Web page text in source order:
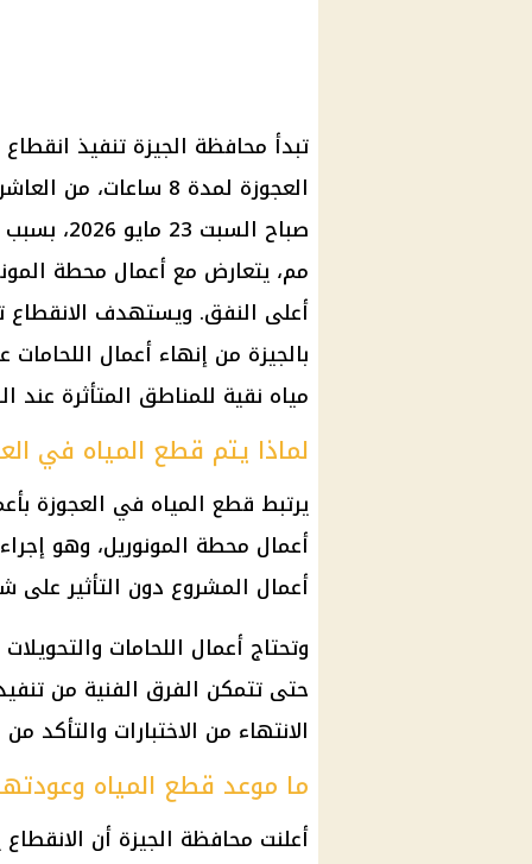
تبدأ محافظة الجيزة تنفيذ
مم، يتعارض مع أعمال محطة
أعلى النفق. ويستهدف
بالجيزة من إنهاء أعمال
مياه نقية للمناطق المتأثرة عند
لماذا يتم قطع المياه في
يرتبط قطع المياه في العجوزة
أعمال محطة المونوريل، وهو
أعمال المشروع دون التأثير على
وتحتاج أعمال اللحامات
حتى تتمكن الفرق الفنية من
الانتهاء من الاختبارات والتأكد
ما موعد قطع المياه
أعلنت محافظة الجيزة أن